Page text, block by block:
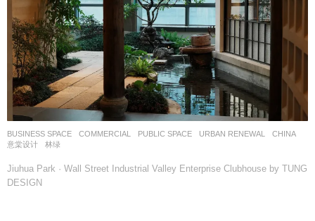
BUSINESS SPACE ,COMMERCIAL ,PUBLIC SPACE ,URBAN RENEWAL
CHINA
意棠设计
林绿
Jiuhua Park · Wall Street Industrial Valley Enterprise Clubhouse by TUNG
DESIGN